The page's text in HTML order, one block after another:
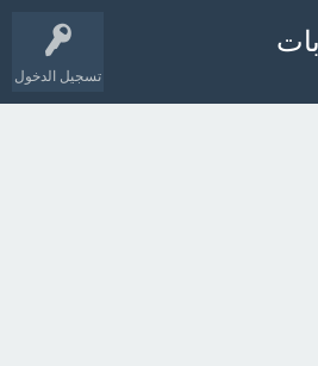
تسجيل الدخول